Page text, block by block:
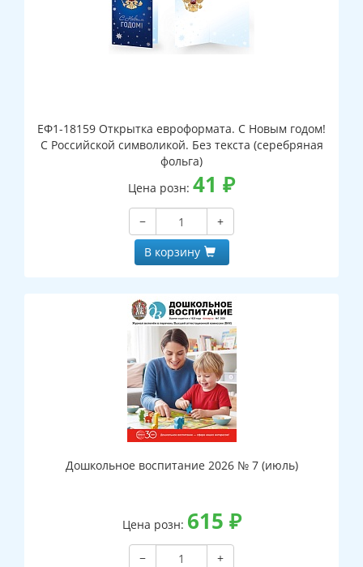
ЕФ1-18159 Открытка евроформата. С Новым годом!
С Российской символикой. Без текста (серебряная
фольга)
Цена розн: 41 ₽
−
+
В корзину
Дошкольное воспитание 2026 № 7 (июль)
Цена розн: 615 ₽
−
+